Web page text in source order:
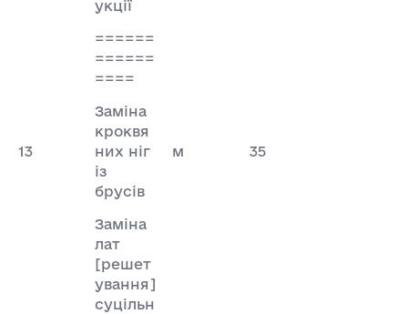
укції
======
======
====
13
Заміна
кроквя
них ніг
із
брусів
м 35
Заміна
лат
[решет
ування]
суцільн